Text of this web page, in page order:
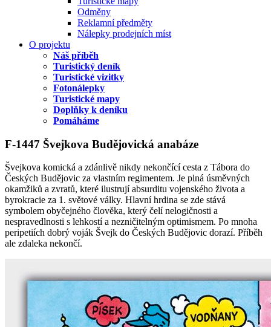
Odměny
Reklamní předměty
Nálepky prodejních míst
O projektu
Náš příběh
Turistický deník
Turistické vizitky
Fotonálepky
Turistické mapy
Doplňky k deníku
Pomáháme
F-1447 Švejkova Budějovická anabáze
Švejkova komická a zdánlivě nikdy nekončící cesta z Tábora do
Českých Budějovic za vlastním regimentem. Je plná úsměvných
okamžiků a zvratů, které ilustrují absurditu vojenského života a
byrokracie za 1. světové války. Hlavní hrdina se zde stává
symbolem obyčejného člověka, který čelí nelogičnosti a
nespravedlnosti s lehkostí a nezničitelným optimismem. Po mnoha
peripetiích dobrý voják Švejk do Českých Budějovic dorazí. Příběh
ale zdaleka nekončí.